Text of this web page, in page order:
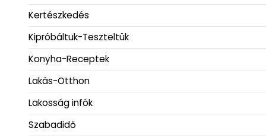
Kertészkedés
Kipróbáltuk-Teszteltük
Konyha-Receptek
Lakás-Otthon
Lakosság infók
Szabadidő